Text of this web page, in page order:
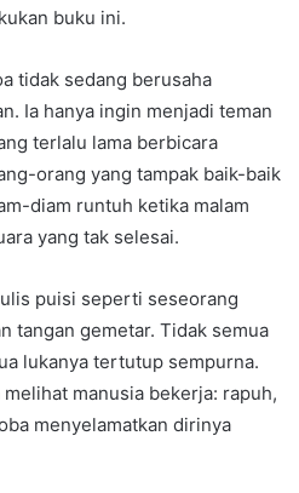
buku ini.
tidak sedang berusaha
Ia hanya ingin menjadi teman
terlalu lama berbicara
orang yang tampak baik-baik
diam runtuh ketika malam
yang tak selesai.
puisi seperti seseorang
tangan gemetar. Tidak semua
lukanya tertutup sempurna.
manusia bekerja: rapuh,
menyelamatkan dirinya